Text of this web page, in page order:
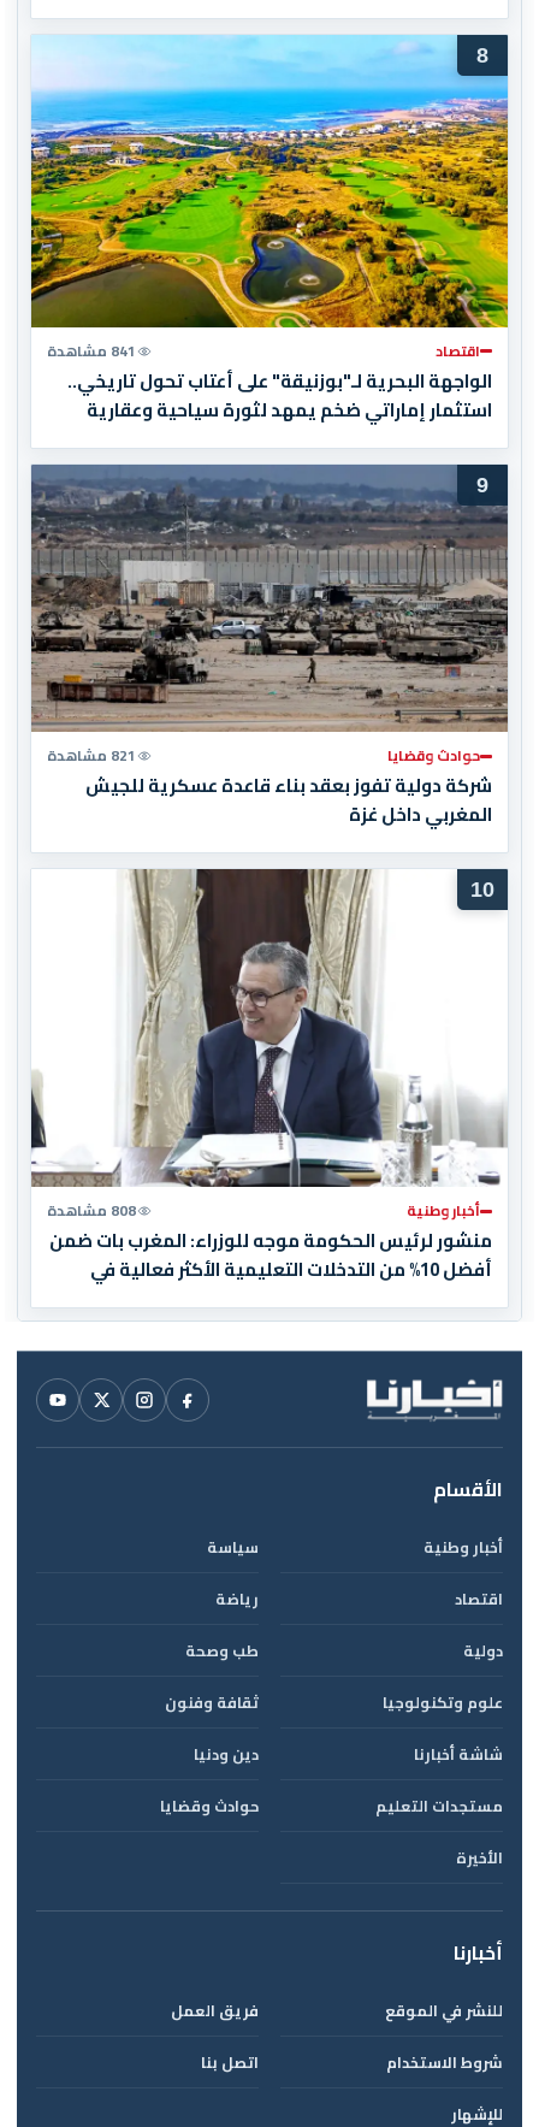
8
اقتصاد 841 مشاهدة
الواجهة البحرية لـ"بوزنيقة" على أعتاب تحول تاريخي..
استثمار إماراتي ضخم يمهد لثورة سياحية وعقارية
9
حوادث وقضايا 821 مشاهدة
شركة دولية تفوز بعقد بناء قاعدة عسكرية للجيش
المغربي داخل غزة
10
أخبار وطنية 808 مشاهدة
منشور لرئيس الحكومة موجه للوزراء: المغرب بات ضمن
أفضل 10% من التدخلات التعليمية الأكثر فعالية في
العالم
الأقسام
أخبار وطنية
سياسة
اقتصاد
رياضة
دولية
طب وصحة
علوم وتكنولوجيا
ثقافة وفنون
شاشة أخبارنا
دين ودنيا
مستجدات التعليم
حوادث وقضايا
الأخيرة
أخبارنا
للنشر في الموقع
فريق العمل
شروط الاستخدام
اتصل بنا
للإشهار